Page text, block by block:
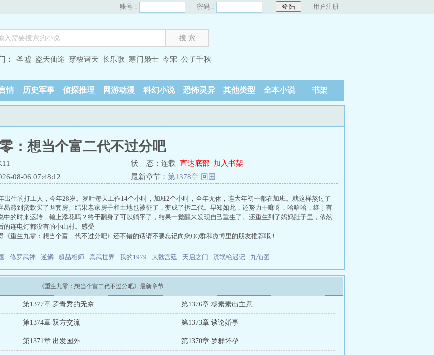
账号： 密码： 用户注册
： 圣墟 盗天仙途 穿梭诸天 长乐歌 寒门枭士 今宋 公子千秋
情 历史军事 侦探推理 网游动漫 科幻小说 恐怖灵异 其他类型 全本小说 书架
：想当个富二代不过分吧
状 态：连载 直达底部
加入书架
08-06 07:48:12
最新章节： 第1378章 回国
出生的打工人，今年28岁。罗叶每天工作14个小时，加班2个小时，全年无休，连大年初一都在加班。就这样熬过了
易熬到贷款买了两套房。结果老家房子和土地也被征了，变成了拆二代。早知如此，还努力干嘛呀，哈哈哈，终于有
中的时来运转，锦上添花吗？终于翻身了可以躺平了，结果一觉醒来发现自己重生了。还重生到了妈妈肚子里，依然
的连电灯都没有的小山村。感受
《重生九零：想当个富二代不过分吧》还不错的话请不要忘记向您QQ群和微博里的朋友推荐哦！
修罗武神 逆鳞 超品相师 真武世界 我的1979 大魏宫廷 天启之门 流氓艳遇记 九仙图
《重生九零：想当个富二代不过分吧》最新章节
第1377章 罗青秀的无奈 第1376章 杨素素出主意
第1374章 双方交流 第1373章 谈论婚事
第1371章 出发国外 第1370章 罗群怀孕